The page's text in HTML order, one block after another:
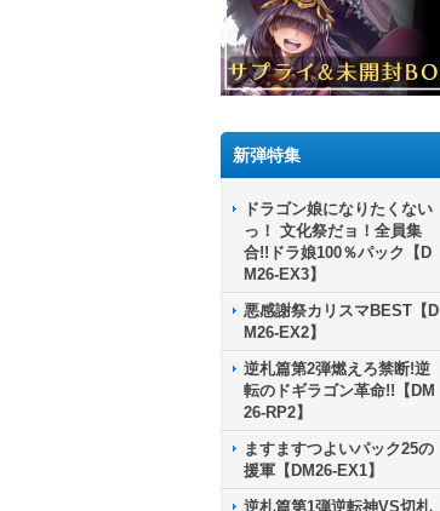
新弾特集
ドラゴン娘になりたくない
っ！ 文化祭だョ！全員集
合!!ドラ娘100％パック【D
M26-EX3】
悪感謝祭カリスマBEST【D
M26-EX2】
逆札篇第2弾燃えろ禁断!逆
転のドギラゴン革命!!【DM
26-RP2】
ますますつよいパック25の
援軍【DM26-EX1】
逆札篇第1弾逆転神VS切札